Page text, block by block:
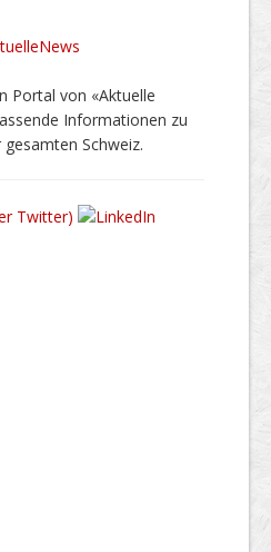
Portal von «Aktuelle
Informationen zu
Schweiz.